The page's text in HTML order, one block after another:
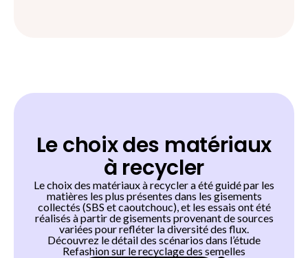
Le choix des matériaux
à recycler
Le choix des matériaux à recycler a été guidé par les
matières les plus présentes dans les gisements
collectés (SBS et caoutchouc), et les essais ont été
réalisés à partir de gisements provenant de sources
variées pour refléter la diversité des flux.
Découvrez le détail des scénarios dans l’étude
Refashion sur le recyclage des semelles